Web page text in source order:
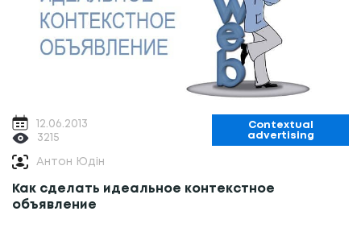
12.06.2013
3215
Contextual
advertising
Антон Юдін
Как сделать идеальное контекстное
объявление